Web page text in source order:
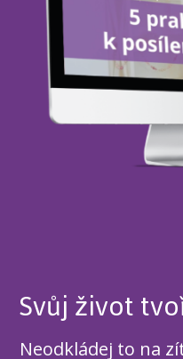
Svůj život
Neodkládej to na